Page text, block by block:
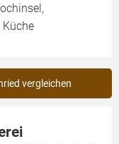
Küche
vergleichen